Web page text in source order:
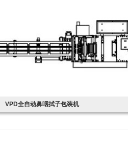
VPD全自动鼻咽拭子包装机